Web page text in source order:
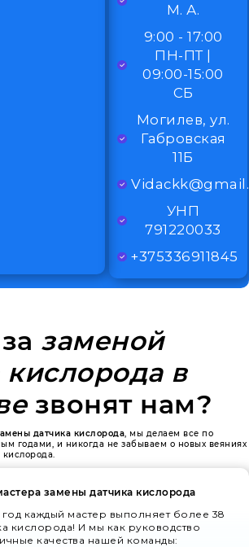
М. А.
9:00 - 17:00
ПН-ПТ |
09:00-15:00
СБ
Могилев, ул.
Габровская
11Б
УНП
791220033
+375336911845
заменой
кислорода в
звонят нам?
датчика кислорода , мы делаем все по
годами, и никогда не забываем о новых веяниях
замены датчика кислорода
год каждый мастер выполняет более 38
кислорода! И мы как руководство
качества нашей команды: